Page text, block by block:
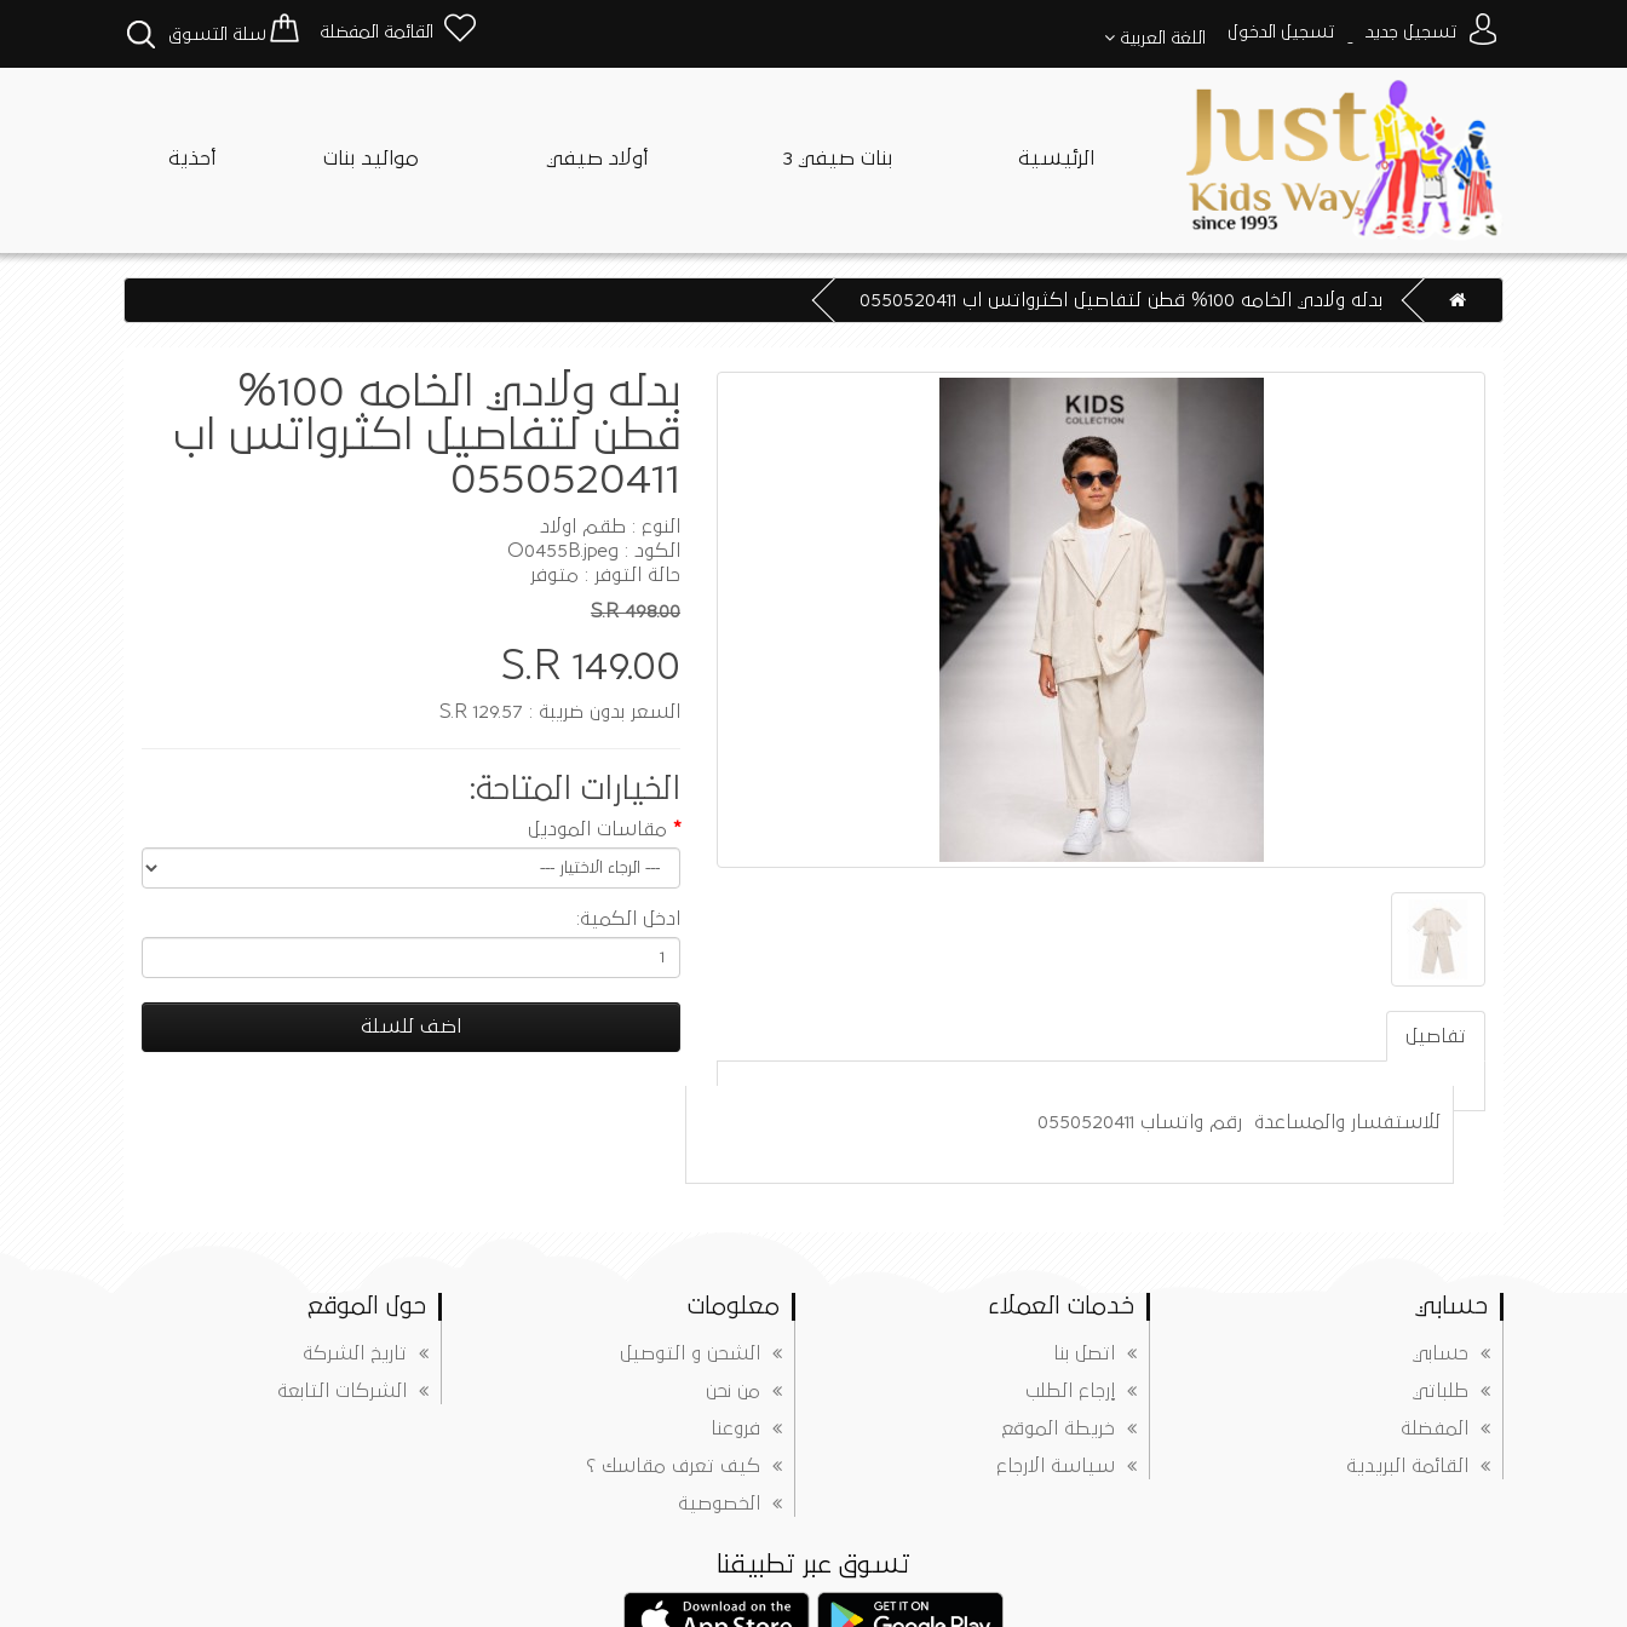
القائمة المفضلة سلة التسوق تسجيل جديد
-
تسجيل الدخول اللغة العربية
الرئيسية بنات صيفي 3 أولاد صيفي مواليد بنات أحذية
بدله ولادي الخامه 100% قطن لتفاصيل اكثرواتس اب 0550520411
تفاصيل
للاستفسار والمساعدة رقم واتساب 0550520411
بدله ولادي الخامه 100%
قطن لتفاصيل اكثرواتس اب
0550520411
النوع : طقم اولاد
الكود : O0455B.jpeg
حالة التوفر : متوفر
S.R 498.00
S.R 149.00
السعر بدون ضريبة : S.R 129.57
الخيارات المتاحة:
مقاسات الموديل
ادخل الكمية:
اضف للسلة
حسابي
حسابي
طلباتي
المفضلة
القائمة البريدية
خدمات العملاء
اتصل بنا
إرجاع الطلب
خريطة الموقع
سياسة الارجاع
معلومات
الشحن و التوصيل
من نحن
فروعنا
كيف تعرف مقاسك ؟
الخصوصية
حول الموقع
تاريخ الشركة
الشركات التابعة
تسوق عبر تطبيقنا